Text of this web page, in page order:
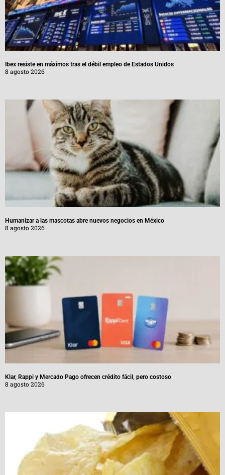
Ibex resiste en máximos tras el débil empleo de Estados Unidos
8 agosto 2026
Humanizar a las mascotas abre nuevos negocios en México
8 agosto 2026
Klar, Rappi y Mercado Pago ofrecen crédito fácil, pero costoso
8 agosto 2026